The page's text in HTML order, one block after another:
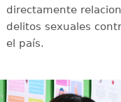
directamente
delitos sexuales
el país.